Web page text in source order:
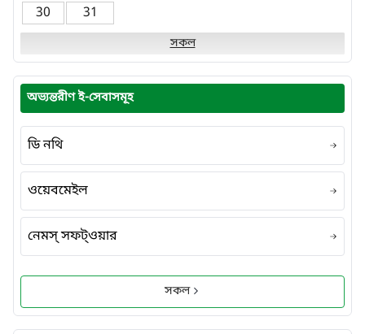
30 31
সকল
অভ্যন্তরীণ ই-সেবাসমূহ
ডি নথি
ওয়েবমেইল
নেমস্ সফট্ওয়ার
সকল